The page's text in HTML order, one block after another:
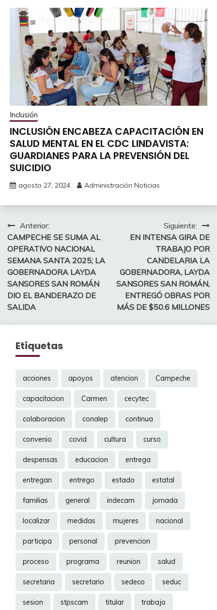
Inclusión
INCLUSIÓN ENCABEZA CAPACITACIÓN EN
SALUD MENTAL EN EL CDC LINDAVISTA:
GUARDIANES PARA LA PREVENSIÓN DEL
SUICIDIO
agosto 27, 2024 Administración Noticias
Navegación
de
entradas
Anterior:
CAMPECHE SE SUMA AL
OPERATIVO NACIONAL
SEMANA SANTA 2025; LA
GOBERNADORA LAYDA
SANSORES SAN ROMÁN
DIO EL BANDERAZO DE
SALIDA
Siguiente:
EN INTENSA GIRA DE
TRABAJO POR
CANDELARIA LA
GOBERNADORA, LAYDA
SANSORES SAN ROMÁN,
ENTREGÓ OBRAS POR
MÁS DE $50.6 MILLONES
Etiquetas
acciones apoyos atencion Campeche
capacitacion Carmen cecytec
colaboracion conalep continua
convenio covid cultura curso
despensas educacion entrega
entregan entrego estado estatal
familias general indecam jornada
localizar medidas mujeres nacional
participa personal prevencion
proceso programa reunion salud
secretaria secretario sedeco seduc
sesion stpscam titular trabajo